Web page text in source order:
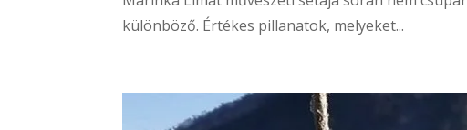
különböző. Értékes pillanatok, melyeket...